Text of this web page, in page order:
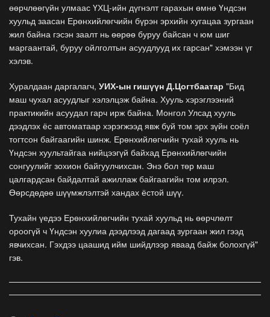
өөрчлөөгүйн улмаас ҮХЦ-ийн дүгнэлт гарахын өмнө Үндсэн
хуульд заасан Ерөнхийлөгчийн бүрэн эрхийн хугацаа зургаан
жил байна гэсэн заалт нь өөрөө буруу байсан ч юм шиг
маргаантай, буруу ойлголтын асуудлууд их гарсан" хэмээн үг
хэлэв.
Хуралдаан даргалагч, УИХ-ын гишүүн Д.Цогтбаатар "Бид
маш чухал асуудлыг хэлэлцэж байна. Хууль хэрэглээний
практикийн асуудал гарч ирж байна. Монгол Улсад хууль
дээдлэх ёс автоматаар хэрэгжээд явж буй том эрх зүйн соёл
тогтсон байгаагийн шинж. Ерөнхийлөгчийн тухай хууль нь
Үндсэн хуультайгаа нийцээгүй байхад Ерөнхийлөгчийн
сонгуулийг зохион байгуулчихсан. Энэ бол төр маш
цалгардсан байдалтай ажиллаж байгаагийн том илрэл.
Өөрсдөдөө шүүмжлэлтэй хандах ёстой шүү.
Тухайн үедээ Ерөнхийлөгчийн тухай хуульд нь өөрчлөлт
ороогүй ч Үндсэн хуулиа дээдлээд дагаад зургаан жил гээд
явчихсан. Гэхдээ цаашид ийм шийдлээр яваад байж болохгүй"
гэв.